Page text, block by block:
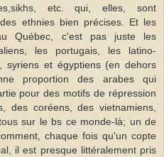
etc. qui, elles, sont
ethnies bien précises. Et les
Québec, c'est pas juste les
les portugais, les latino-
syriens et égyptiens (en dehors
proportion des arabes qui
pour des motifs de répression
des coréens, des vietnamiens,
sur le bs ce monde-là; un de
chaque fois qu'un copte
il est presque littéralement pris